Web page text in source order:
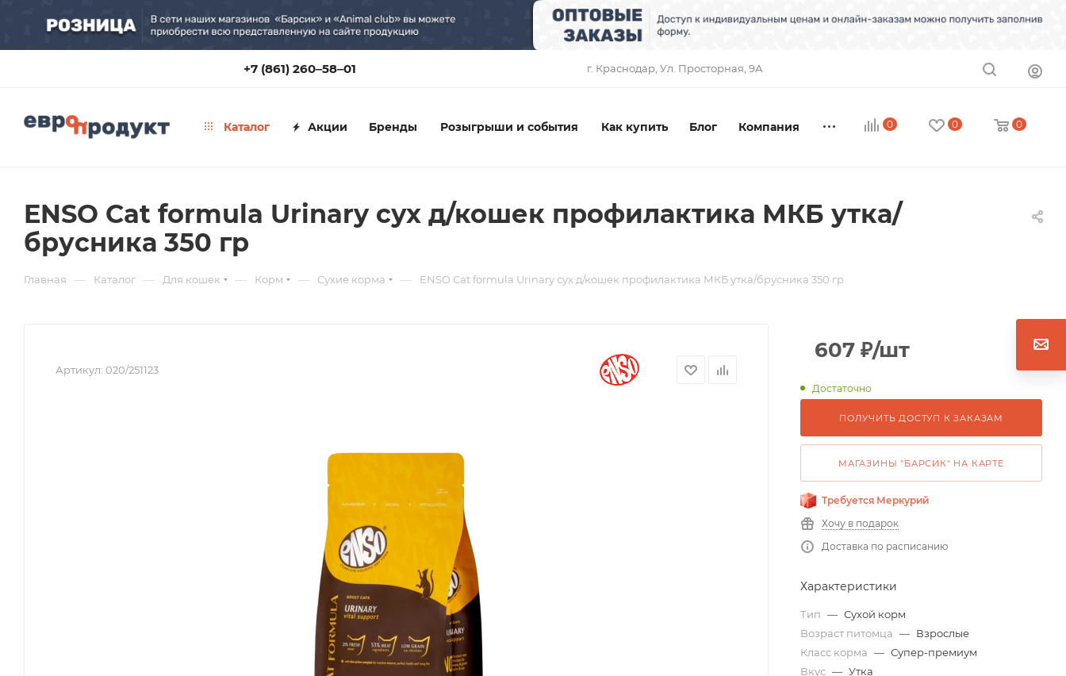
+7 (861) 260‒58‒01 г. Краснодар, ​Ул. Просторная, 9А
0 0 0
Каталог Акции Бренды Розыгрыши и события Как купить Блог Компания
ENSO Cat formula Urinary сух д/кошек профилактика МКБ утка/
брусника 350 гр
Главная — Каталог — Для кошек — Корм — Сухие корма — ENSO Cat formula Urinary сух д/кошек профилактика МКБ утка/брусника 350 гр
Артикул: 020/251123
607 ₽/шт
Достаточно
ПОЛУЧИТЬ ДОСТУП К ЗАКАЗАМ
МАГАЗИНЫ "БАРСИК" НА КАРТЕ
Требуется Меркурий
Хочу в подарок
Доставка по расписанию
Характеристики
Тип — Сухой корм
Возраст питомца — Взрослые
Класс корма — Супер-премиум
Вкус — Утка